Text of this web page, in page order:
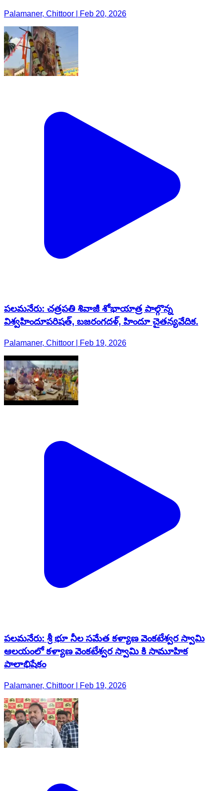
Palamaner, Chittoor | Feb 20, 2026
పలమనేరు: చత్రపతి శివాజీ శోభాయాత్ర పాల్గొన్న
విశ్వహిందూపరిషత్, బజరంగదళ్, హిందూ చైతన్యవేదిక.
Palamaner, Chittoor | Feb 19, 2026
పలమనేరు: శ్రీ భూ నీల సమేత కళ్యాణ వెంకటేశ్వర స్వామి
ఆలయంలో కళ్యాణ వెంకటేశ్వర స్వామి కి సామూహిక
పాలాభిషేకం
Palamaner, Chittoor | Feb 19, 2026